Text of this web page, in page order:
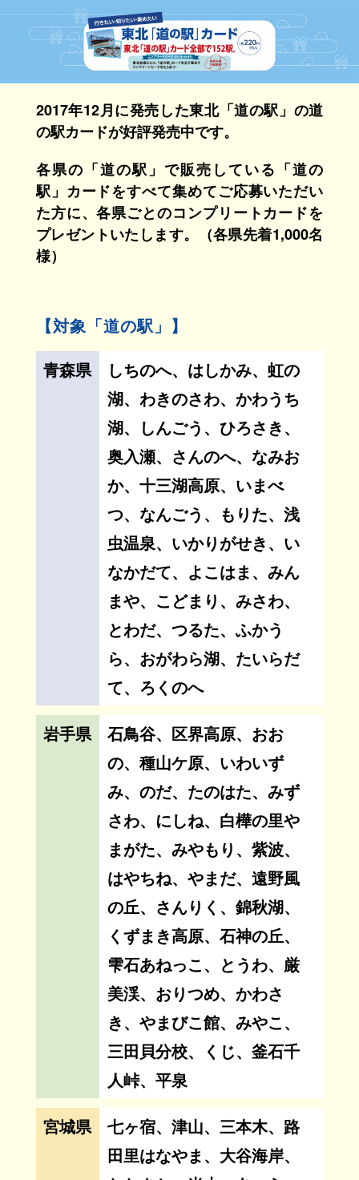
2017年12月に発売した東北「道の駅」の道
の駅カードが好評発売中です。
各県の「道の駅」で販売している「道の
駅」カードをすべて集めてご応募いただい
た方に、各県ごとのコンプリートカードを
プレゼントいたします。（各県先着1,000名
様）
【対象「道の駅」】
青森県
しちのへ、はしかみ、虹の
湖、わきのさわ、かわうち
湖、しんごう、ひろさき、
奥入瀬、さんのへ、なみお
か、十三湖高原、いまべ
つ、なんごう、もりた、浅
虫温泉、いかりがせき、い
なかだて、よこはま、みん
まや、こどまり、みさわ、
とわだ、つるた、ふかう
ら、おがわら湖、たいらだ
て、ろくのへ
岩手県
石鳥谷、区界高原、おお
の、種山ケ原、いわいず
み、のだ、たのはた、みず
さわ、にしね、白樺の里や
まがた、みやもり、紫波、
はやちね、やまだ、遠野風
の丘、さんりく、錦秋湖、
くずまき高原、石神の丘、
雫石あねっこ、とうわ、厳
美渓、おりつめ、かわさ
き、やまびこ館、みやこ、
三田貝分校、くじ、釜石千
人峠、平泉
宮城県
七ヶ宿、津山、三本木、路
田里はなやま、大谷海岸、